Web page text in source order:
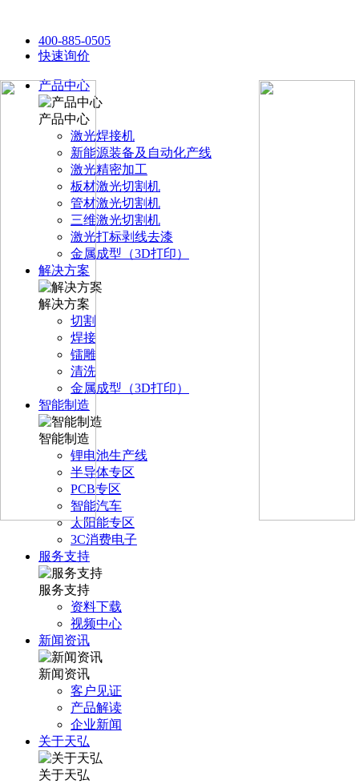
400-885-0505
快速询价
产品中心
产品中心
激光焊接机
新能源装备及自动化产线
激光精密加工
板材激光切割机
管材激光切割机
三维激光切割机
激光打标剥线去漆
金属成型（3D打印）
解决方案
解决方案
切割
焊接
镭雕
清洗
金属成型（3D打印）
智能制造
智能制造
锂电池生产线
半导体专区
PCB专区
智能汽车
太阳能专区
3C消费电子
服务支持
服务支持
资料下载
视频中心
新闻资讯
新闻资讯
客户见证
产品解读
企业新闻
关于天弘
关于天弘